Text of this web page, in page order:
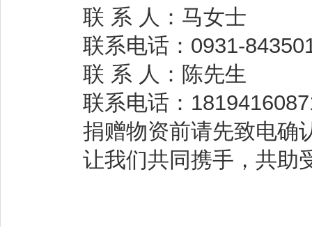
联 系 人：马女士
联系电话： 0931-
联 系 人：陈先生
联系电话：
捐赠物资前请先致电确
让我们共同携手，共助